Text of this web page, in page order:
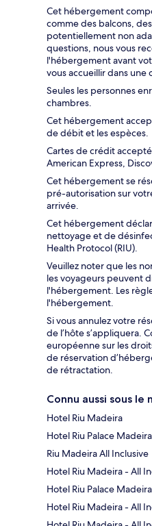
Cet hébergement
comme des balcons,
potentiellement non
questions, nous vous
l'hébergement avant
vous accueillir dans
Seules les personnes
chambres.
Cet hébergement
de débit et les espèces.
Cartes de crédit
American Express,
Cet hébergement se
pré-autorisation sur
arrivée.
Cet hébergement
nettoyage et de
Health Protocol (RIU).
Veuillez noter que les
les voyageurs peuvent
l'hébergement. Les
l'hébergement.
Si vous annulez votre
de l’hôte s’appliquera.
européenne sur les
de réservation
de rétractation.
Connu aussi sous le
Hotel Riu Madeira
Hotel Riu Palace Madeira
Riu Madeira All Inclusive
Hotel Riu Madeira - All
Hotel Riu Palace
Hotel Riu Madeira - All